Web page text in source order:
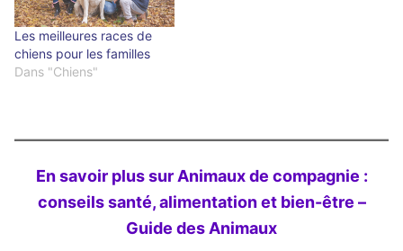
Les meilleures races de
chiens pour les familles
Dans "Chiens"
En savoir plus sur Animaux de compagnie :
conseils santé, alimentation et bien-être –
Guide des Animaux